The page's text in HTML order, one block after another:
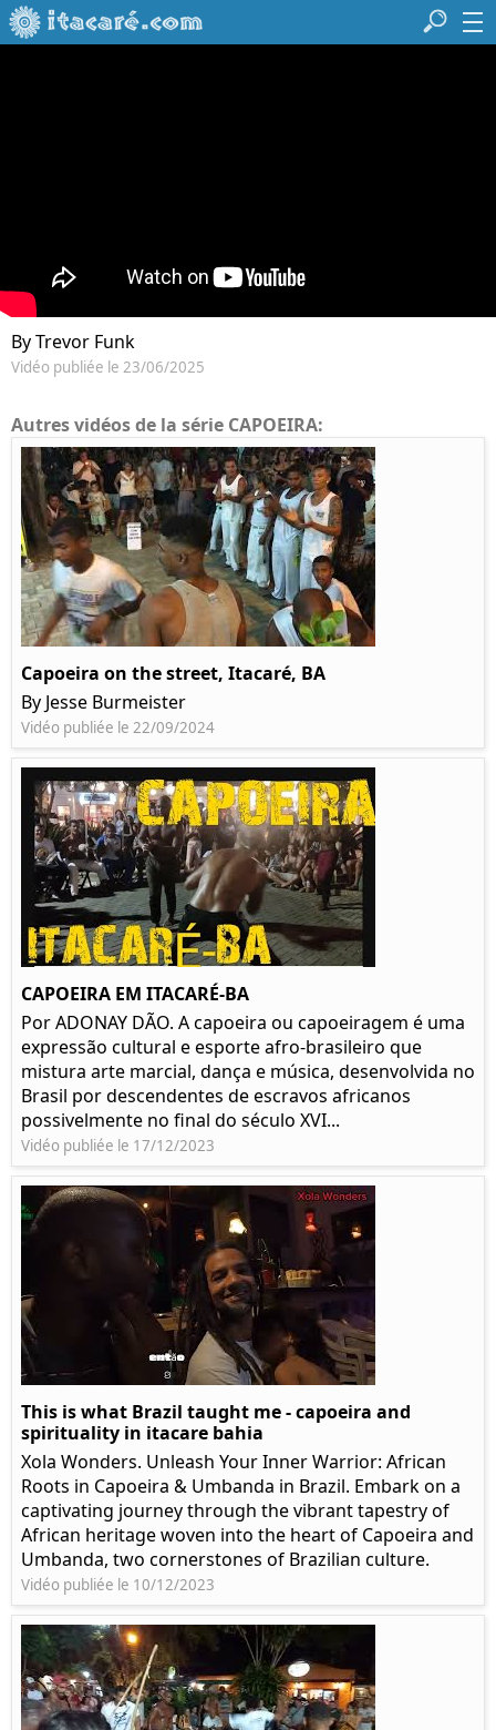
By Trevor Funk
Vidéo publiée le 23/06/2025
Autres vidéos de la série CAPOEIRA:
Capoeira on the street, Itacaré, BA
By Jesse Burmeister
Vidéo publiée le 22/09/2024
CAPOEIRA EM ITACARÉ-BA
Por ADONAY DÃO. A capoeira ou capoeiragem é uma
expressão cultural e esporte afro-brasileiro que
mistura arte marcial, dança e música, desenvolvida no
Brasil por descendentes de escravos africanos
possivelmente no final do século XVI...
Vidéo publiée le 17/12/2023
This is what Brazil taught me - capoeira and
spirituality in itacare bahia
Xola Wonders. Unleash Your Inner Warrior: African
Roots in Capoeira & Umbanda in Brazil. Embark on a
captivating journey through the vibrant tapestry of
African heritage woven into the heart of Capoeira and
Umbanda, two cornerstones of Brazilian culture.
Vidéo publiée le 10/12/2023